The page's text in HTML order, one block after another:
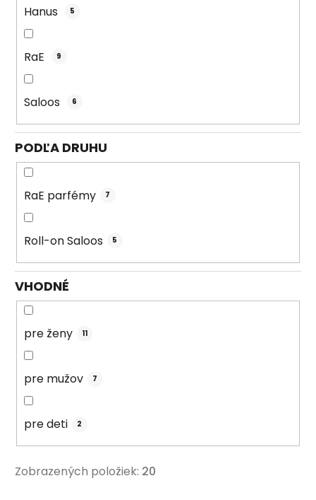
Hanus 5
RaE 9
Saloos 6
PODĽA DRUHU
RaE parfémy 7
Roll-on Saloos 5
VHODNÉ
pre ženy 11
pre mužov 7
pre deti 2
Zobrazených položiek: 20